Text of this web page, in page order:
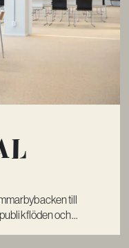
till
och...